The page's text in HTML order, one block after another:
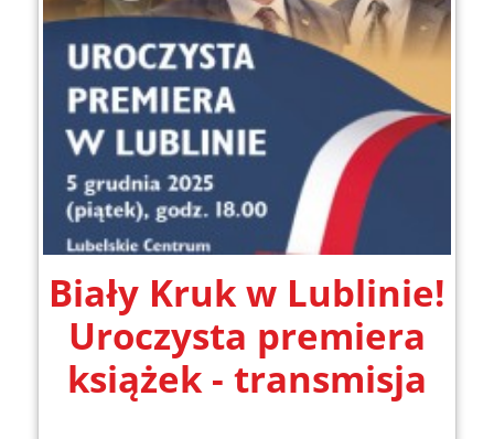
Biały Kruk w Lublinie!
Uroczysta premiera
książek - transmisja